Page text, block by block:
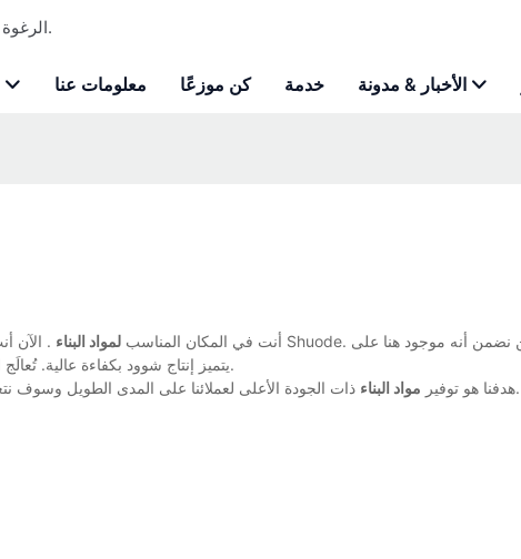
Shuode - الرغوة الرغوة المخصصة للبولي يوريثان ومصنعة لاصقة للبناء.
معلومات عنا كن موزعًا خدمة الأخبار & مدونة
أنت في المكان المناسب لمواد البناء
يتميز إنتاج شوود بكفاءة عالية. تُعالَج المواد الخام باستخدام الحاسوب، مما يُنتج عنه هدرًا ضئيلًا في مواد البناء.
هدفنا هو توفير مواد البناء ذات الجودة الأعلى لعملائنا على المدى الطويل وسوف نتعاون بشكل نشط مع عملائنا لتقديم حلول فعالة وفوائد من حيث التكلفة.